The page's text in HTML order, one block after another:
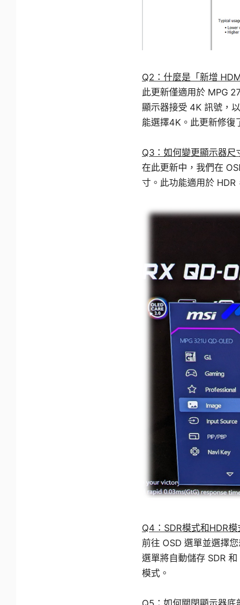
Q2：什麼是「新增
此更新僅適用於 MPG
顯示器接受 4K 訊號，
能選擇4K。此更新修復
Q3：如何變更顯示器尺
在此更新中，我們在
寸。此功能適用於 HDR
Q4：SDR模式和HDR
前往 OSD 選單並選擇
選單將自動儲存 SDR
模式。